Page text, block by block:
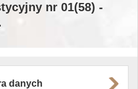
nr 01(58) -
danych